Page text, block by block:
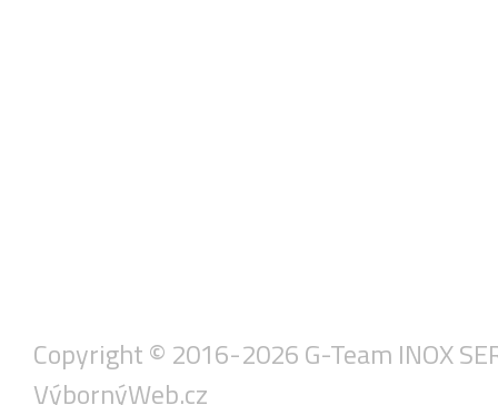
Copyright © 2016-2026 G-Team INOX
VýbornýWeb.cz